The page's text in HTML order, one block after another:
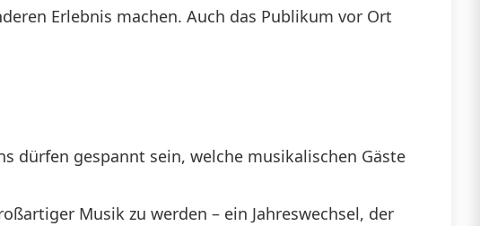
Erlebnis machen. Auch das Publikum vor Ort
dürfen gespannt sein, welche musikalischen Gäste
Musik zu werden – ein Jahreswechsel, der